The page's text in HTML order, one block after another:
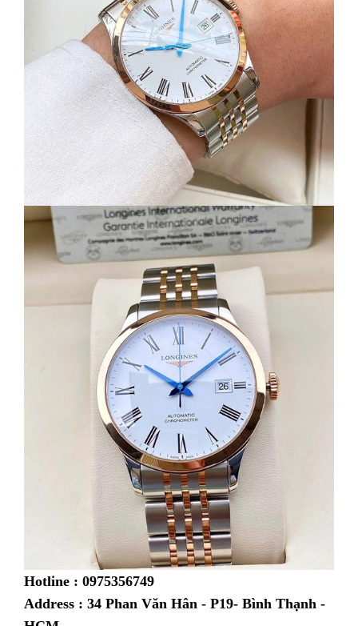
Hotline : 0975356749
Address : 34 Phan Văn Hân - P19- Bình Thạnh -